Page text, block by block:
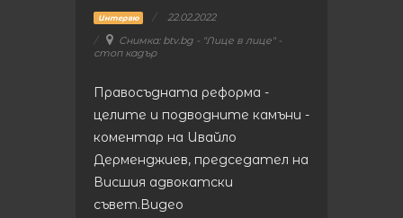
Интервю
22.02.2022
Снимка: btv.bg - "Лице в лице" -
стоп кадър
Правосъдната реформа -
целите и подводните камъни -
коментар на Ивайло
Дерменджиев, председател на
Висшия адвокатски
съвет.Видео